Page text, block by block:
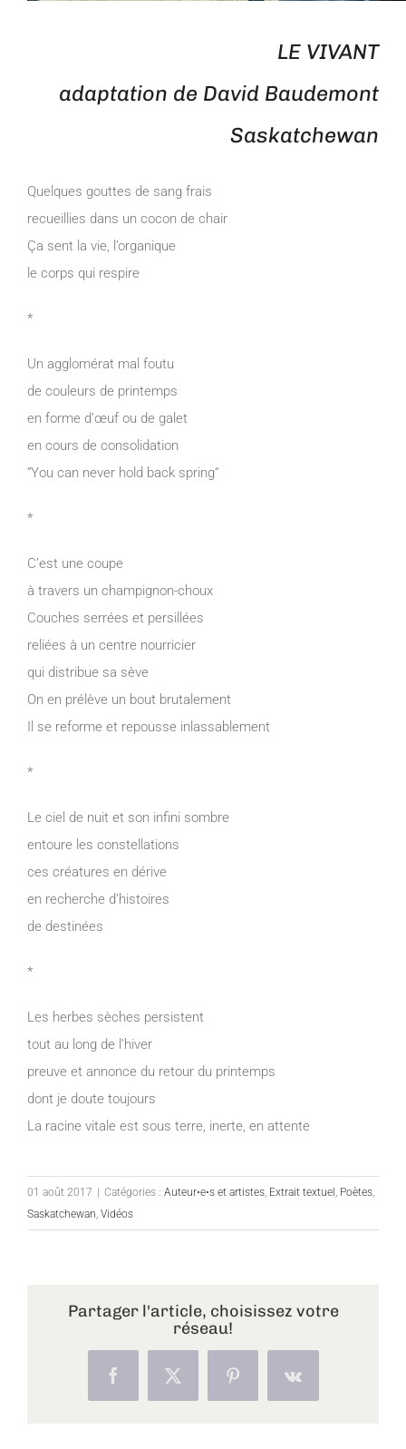
LE VIVANT
adaptation de David Baudemont
Saskatchewan
Quelques gouttes de sang frais
recueillies dans un cocon de chair
Ça sent la vie, l’organique
le corps qui respire
*
Un agglomérat mal foutu
de couleurs de printemps
en forme d’œuf ou de galet
en cours de consolidation
“You can never hold back spring“
*
C’est une coupe
à travers un champignon-choux
Couches serrées et persillées
reliées à un centre nourricier
qui distribue sa sève
On en prélève un bout brutalement
Il se reforme et repousse inlassablement
*
Le ciel de nuit et son infini sombre
entoure les constellations
ces créatures en dérive
en recherche d’histoires
de destinées
*
Les herbes sèches persistent
tout au long de l’hiver
preuve et annonce du retour du printemps
dont je doute toujours
La racine vitale est sous terre, inerte, en attente
01 août 2017 | Catégories : Auteur•e•s et artistes Extrait textuel Poètes
Saskatchewan Vidéos
Partager l'article, choisissez votre
réseau!
FacebookX PinterestVk